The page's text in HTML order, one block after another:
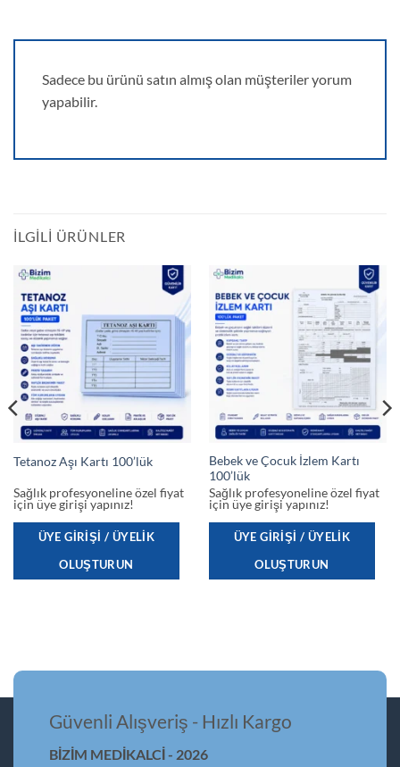
Sadece bu ürünü satın almış olan müşteriler yorum
yapabilir.
İLGILI ÜRÜNLER
Tetanoz Aşı Kartı 100’lük
Sağlık profesyoneline özel fiyat
için üye girişi yapınız!
ÜYE GIRIŞI / ÜYELIK
OLUŞTURUN
Bebek ve Çocuk İzlem Kartı
100’lük
Sağlık profesyoneline özel fiyat
için üye girişi yapınız!
ÜYE GIRIŞI / ÜYELIK
OLUŞTURUN
Güvenli Alışveriş - Hızlı Kargo
BİZİM MEDİKALCİ - 2026